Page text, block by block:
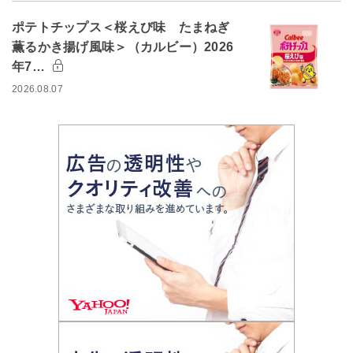
ポテトチップス＜桜えび味 たまねぎ
薫るかき揚げ風味＞（カルビー）2026
年7…
2026.08.07